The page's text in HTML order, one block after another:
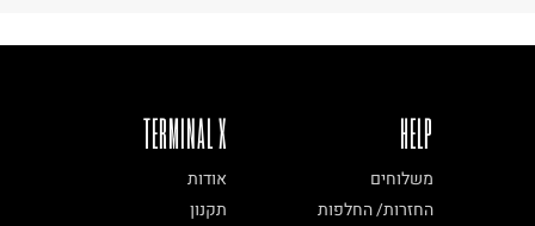
TERMINAL X
אודות
תקנון
HELP
משלוחים
החזרות/ החלפות